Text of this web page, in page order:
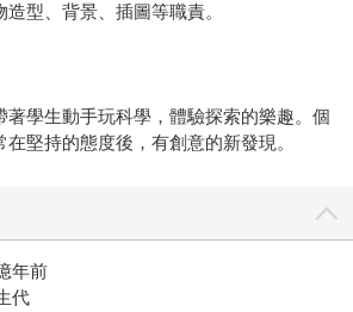
型、背景、插圖等職責。
著學生動手玩科學，體驗探索的樂趣。個
堅持的態度後，有創意的新發現。
年前
代